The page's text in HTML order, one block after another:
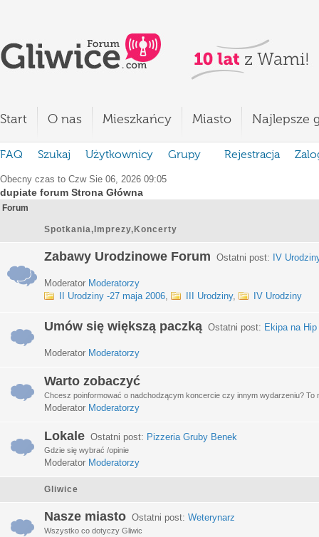
Start O nas Mieszkańcy Miasto Najlepsze
FAQ Szukaj Użytkownicy Grupy Rejestracja
Obecny czas to Czw Sie 06, 2026 09:05
dupiate forum Strona Główna
Forum
Spotkania,Imprezy,Koncerty
Zabawy Urodzinowe Forum Ostatni post: IV
Moderator Moderatorzy
II Urodziny -27 maja 2006, III Urodziny, IV Urodziny
Umów się większą paczką Ostatni post: Ekipa na
Moderator Moderatorzy
Warto zobaczyć
Chcesz poinformować o nadchodzącym koncercie czy innym wydarzeniu? To
Moderator Moderatorzy
Lokale Ostatni post: Pizzeria Gruby Benek
Gdzie się wybrać /opinie
Moderator Moderatorzy
Gliwice
Nasze miasto Ostatni post: Weterynarz
Wszystko co dotyczy Gliwic